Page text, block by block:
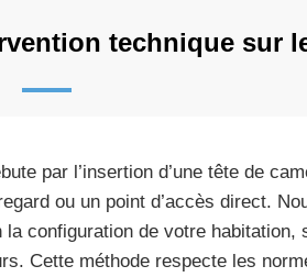
technique sur
par l’insertion d’une tête de
ou un point d’accès direct.
configuration de votre habitation,
Cette méthode respecte les